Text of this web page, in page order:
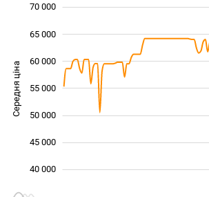
Середня ціна 40 000
40 000
45 000
50 000
55 000
60 000
65 000
70 000